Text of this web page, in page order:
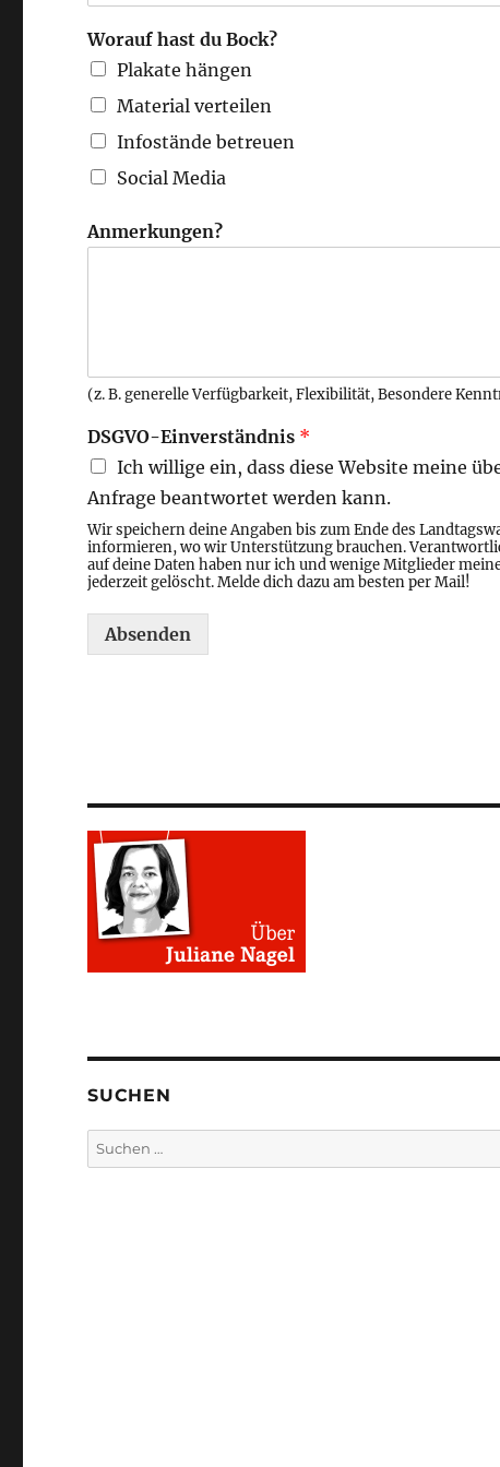
Worauf hast du Bock?
Plakate hängen
Material verteilen
Infostände betreuen
Social Media
Anmerkungen?
(z. B. generelle Verfügbarkeit, Flexibilität, Besondere
DSGVO-Einverständnis *
Ich willige ein, dass diese Website meine
Anfrage beantwortet werden kann.
Wir speichern deine Angaben bis zum Ende des
informieren, wo wir Unterstützung brauchen.
auf deine Daten haben nur ich und wenige Mitglieder
jederzeit gelöscht. Melde dich dazu am besten per Mail!
Absenden
SUCHEN
Suchen
nach: